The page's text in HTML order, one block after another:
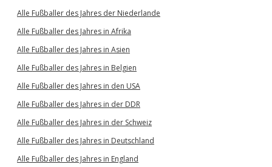
Alle Fußballer des Jahres der Niederlande
Alle Fußballer des Jahres in Afrika
Alle Fußballer des Jahres in Asien
Alle Fußballer des Jahres in Belgien
Alle Fußballer des Jahres in den USA
Alle Fußballer des Jahres in der DDR
Alle Fußballer des Jahres in der Schweiz
Alle Fußballer des Jahres in Deutschland
Alle Fußballer des Jahres in England